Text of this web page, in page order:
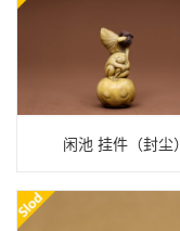
闲池 挂件（封尘）